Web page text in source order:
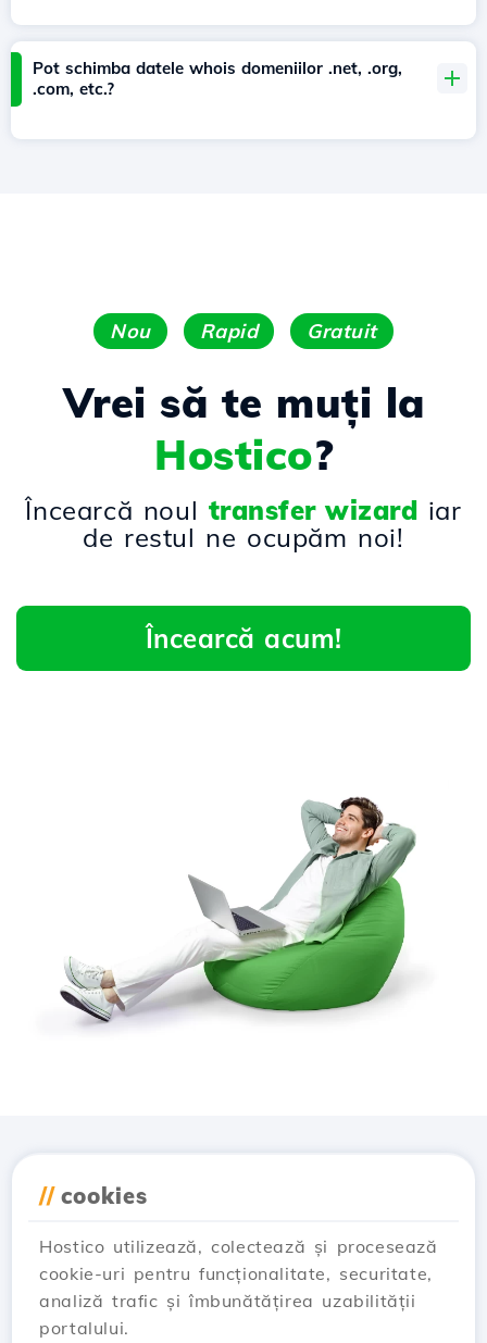
Pot schimba datele whois domeniilor .net, .org,
.com, etc.?
Nou Rapid Gratuit
Vrei să te muți la
Hostico?
Încearcă noul transfer wizard iar
de restul ne ocupăm noi!
Încearcă acum!
// cookies
Hostico utilizează, colectează și procesează
cookie-uri pentru funcționalitate, securitate,
analiză trafic și îmbunătățirea uzabilității
portalului.